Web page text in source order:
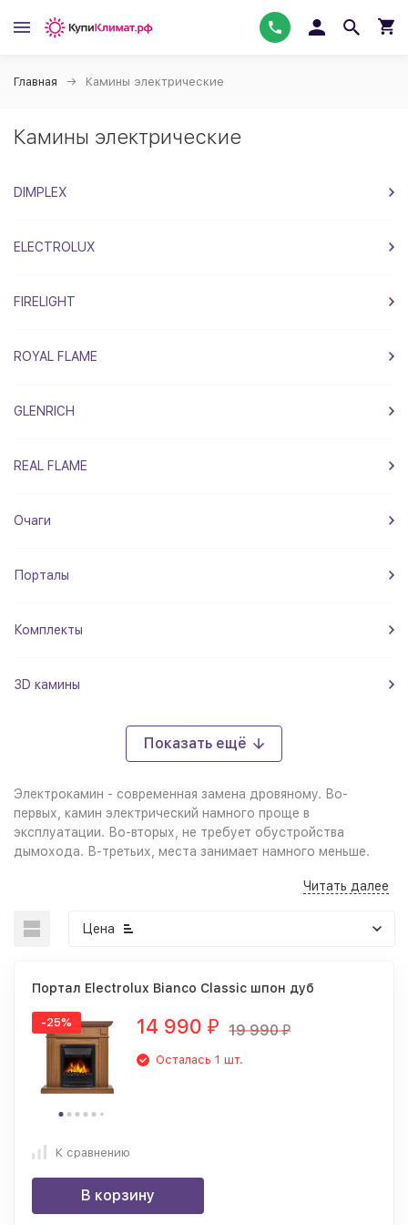
Главная Камины электрические
Камины электрические
DIMPLEX
ELECTROLUX
FIRELIGHT
ROYAL FLAME
GLENRICH
REAL FLAME
Очаги
Порталы
Комплекты
3D камины
Показать ещё
Электрокамин - современная замена дровяному. Во-
первых, камин электрический намного проще в
эксплуатации. Во-вторых, не требует обустройства
дымохода. В-третьих, места занимает намного меньше.
Особенно хорошо он помогает расслабиться вечером. Или
обустройстве настоящего камина на дровах. Так как
электрокамины дают полное ощущение пламени огня. При
Читать далее
Цена
Портал Electrolux Bianco Classic шпон дуб
-25% 14 990 ₽ 19 990 ₽
Осталась 1 шт.
К сравнению
В корзину